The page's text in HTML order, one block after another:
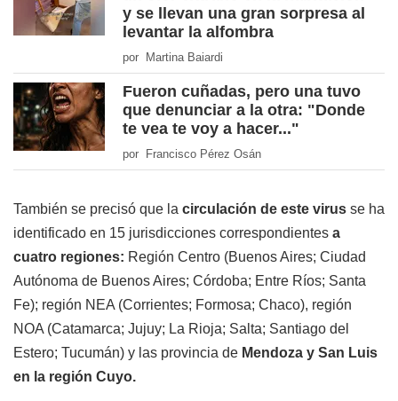
y se llevan una gran sorpresa al
levantar la alfombra
por Martina Baiardi
Fueron cuñadas, pero una tuvo
que denunciar a la otra: "Donde
te vea te voy a hacer..."
por Francisco Pérez Osán
También se precisó que la circulación de este virus se ha
identificado en 15 jurisdicciones correspondientes a
cuatro regiones: Región Centro (Buenos Aires; Ciudad
Autónoma de Buenos Aires; Córdoba; Entre Ríos; Santa
Fe); región NEA (Corrientes; Formosa; Chaco), región
NOA (Catamarca; Jujuy; La Rioja; Salta; Santiago del
Estero; Tucumán) y las provincia de Mendoza y San Luis
en la región Cuyo.